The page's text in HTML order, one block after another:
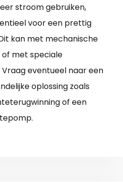
stroom gebruiken,
voor een prettig
kan met mechanische
met speciale
eventueel naar een
oplossing zoals
of een